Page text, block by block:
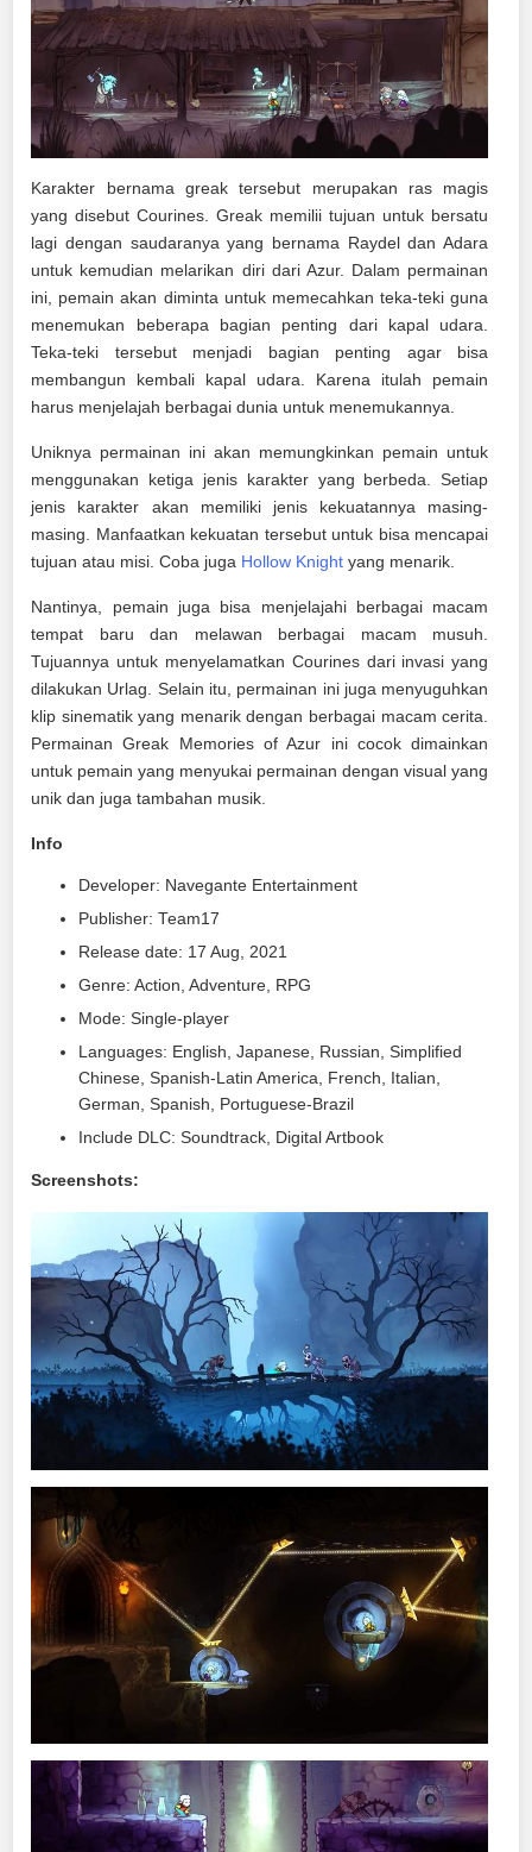
Karakter bernama greak tersebut merupakan ras magis
yang disebut Courines. Greak memilii tujuan untuk bersatu
lagi dengan saudaranya yang bernama Raydel dan Adara
untuk kemudian melarikan diri dari Azur. Dalam permainan
ini, pemain akan diminta untuk memecahkan teka-teki guna
menemukan beberapa bagian penting dari kapal udara.
Teka-teki tersebut menjadi bagian penting agar bisa
membangun kembali kapal udara. Karena itulah pemain
harus menjelajah berbagai dunia untuk menemukannya.
Uniknya permainan ini akan memungkinkan pemain untuk
menggunakan ketiga jenis karakter yang berbeda. Setiap
jenis karakter akan memiliki jenis kekuatannya masing-
masing. Manfaatkan kekuatan tersebut untuk bisa mencapai
tujuan atau misi. Coba juga Hollow Knight yang menarik.
Nantinya, pemain juga bisa menjelajahi berbagai macam
tempat baru dan melawan berbagai macam musuh.
Tujuannya untuk menyelamatkan Courines dari invasi yang
dilakukan Urlag. Selain itu, permainan ini juga menyuguhkan
klip sinematik yang menarik dengan berbagai macam cerita.
Permainan Greak Memories of Azur ini cocok dimainkan
untuk pemain yang menyukai permainan dengan visual yang
unik dan juga tambahan musik.
Info
Developer: Navegante Entertainment
Publisher: Team17
Release date: 17 Aug, 2021
Genre: Action, Adventure, RPG
Mode: Single-player
Languages: English, Japanese, Russian, Simplified
Chinese, Spanish-Latin America, French, Italian,
German, Spanish, Portuguese-Brazil
Include DLC: Soundtrack, Digital Artbook
Screenshots: